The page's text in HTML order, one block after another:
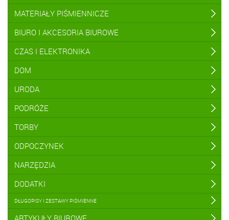
MATERIAŁY PIŚMIENNICZE
BIURO I AKCESORIA BIUROWE
CZAS I ELEKTRONIKA
DOM
URODA
PODRÓŻE
TORBY
ODPOCZYNEK
NARZĘDZIA
DODATKI
DŁUGOPISY I ZESTAWY PIŚMIENNE
ARTYKUŁY BIUROWE